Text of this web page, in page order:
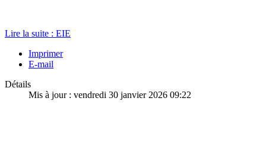
Lire la suite : EIE
Imprimer
E-mail
Détails
Mis à jour : vendredi 30 janvier 2026 09:22